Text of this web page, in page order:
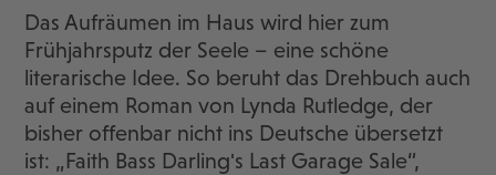
Das Aufräumen im Haus wird hier zum
Frühjahrsputz der Seele – eine schöne
literarische Idee. So beruht das Drehbuch auch
auf einem Roman von Lynda Rutledge, der
bisher offenbar nicht ins Deutsche übersetzt
ist: „Faith Bass Darling's Last Garage Sale“,